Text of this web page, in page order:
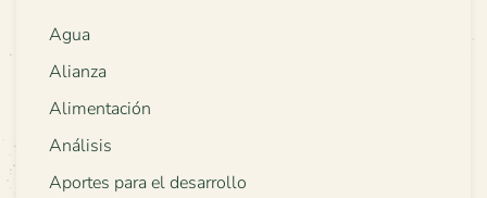
Agua
Alianza
Alimentación
Análisis
Aportes para el desarrollo